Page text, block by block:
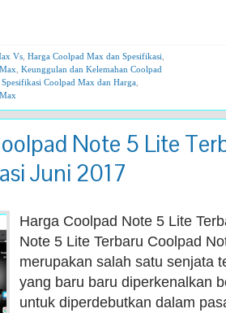
Vs, Harga Coolpad Max dan Spesifikasi
Keunggulan dan Kelemahan Coolpad
Spesifikasi Coolpad Max dan Harga,
Note 5 Lite
Juni 2017
Harga Coolpad Note 5 Lite
Note 5 Lite Terbaru Coolpad
merupakan salah satu senjata
yang baru baru diperkenalkan
untuk diperdebutkan dalam